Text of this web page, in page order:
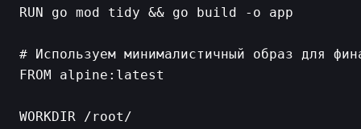
RUN go mod tidy && go build -o app
# Используем минималистичный образ для
FROM alpine:latest
WORKDIR /root/